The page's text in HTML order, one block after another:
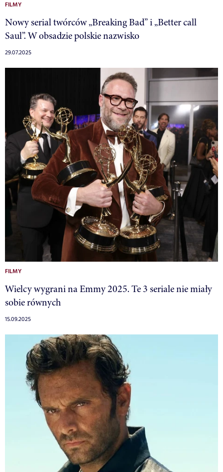
FILMY
Nowy serial twórców „Breaking Bad” i „Better call
Saul”. W obsadzie polskie nazwisko
29.07.2025
FILMY
Wielcy wygrani na Emmy 2025. Te 3 seriale nie miały
sobie równych
15.09.2025